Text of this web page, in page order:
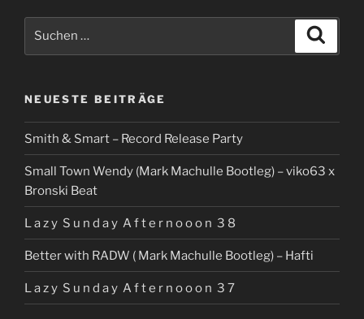
NEUESTE BEITRÄGE
Smith & Smart – Record Release Party
Small Town Wendy (Mark Machulle Bootleg) – viko63 x
Bronski Beat
L a z y S u n d a y A f t e r n o o o n 3 8
Better with RADW ( Mark Machulle Bootleg) – Hafti
L a z y S u n d a y A f t e r n o o o n 3 7